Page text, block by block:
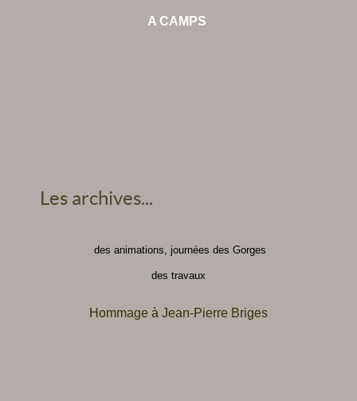
A CAMPS
Les archives...
des animations, journées des Gorges
des travaux
Hommage à Jean-Pierre Briges